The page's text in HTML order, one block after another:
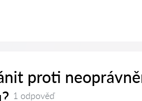
proti
1 odpověď